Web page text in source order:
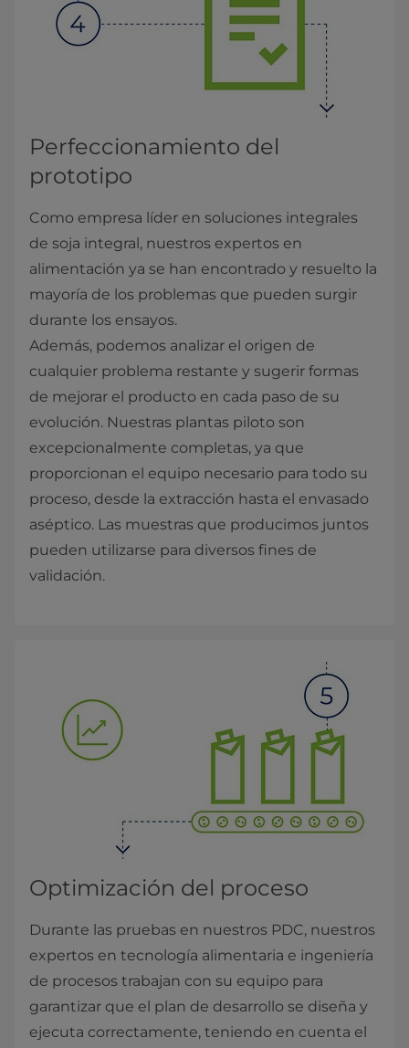
Perfeccionamiento del
prototipo
Como empresa líder en soluciones integrales
de soja integral, nuestros expertos en
alimentación ya se han encontrado y resuelto la
mayoría de los problemas que pueden surgir
durante los ensayos.
Además, podemos analizar el origen de
cualquier problema restante y sugerir formas
de mejorar el producto en cada paso de su
evolución. Nuestras plantas piloto son
excepcionalmente completas, ya que
proporcionan el equipo necesario para todo su
proceso, desde la extracción hasta el envasado
aséptico. Las muestras que producimos juntos
pueden utilizarse para diversos fines de
validación.
Optimización del proceso
Durante las pruebas en nuestros PDC, nuestros
expertos en tecnología alimentaria e ingeniería
de procesos trabajan con su equipo para
garantizar que el plan de desarrollo se diseña y
ejecuta correctamente, teniendo en cuenta el